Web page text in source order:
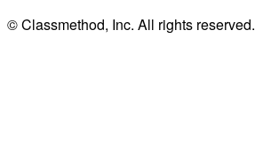
© Classmethod, Inc. All rights reserved.